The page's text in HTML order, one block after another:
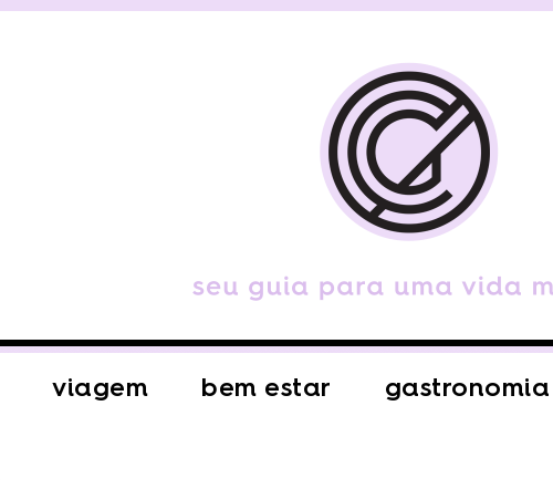
viagem bem estar gastronomia